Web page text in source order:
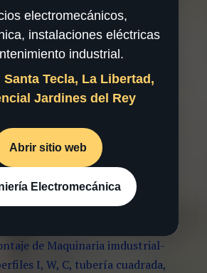
electromecánicos,
instalaciones eléctricas
industrial.
Santa Tecla, La Libertad,
Jardines del Rey
Abrir sitio web
Electromecánica
de Maquinaria imdustrial-
I, W, C, tubería cuadrada,